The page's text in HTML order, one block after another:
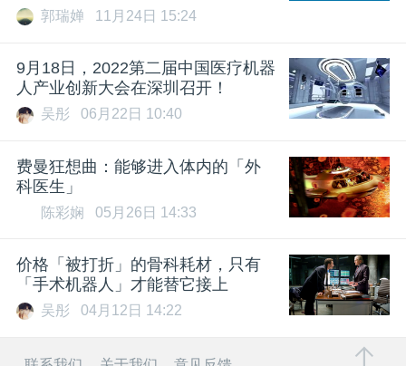
郭瑞婵 11月24日 15:24
9月18日，2022第二届中国医疗机器
人产业创新大会在深圳召开！
吴彤 06月22日 10:40
费曼狂想曲：能够进入体内的「外
科医生」
陈彩娴 05月26日 14:33
价格「被打折」的骨科耗材，只有
「手术机器人」才能替它接上
吴彤 04月12日 14:22